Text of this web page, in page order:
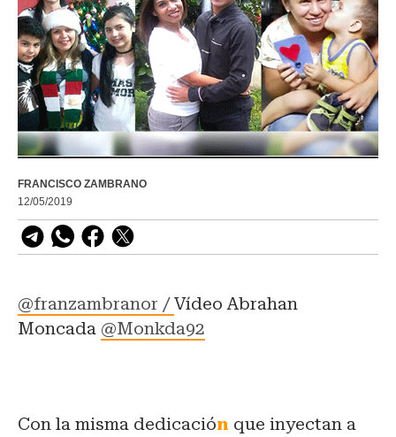
FRANCISCO ZAMBRANO
12/05/2019
@franzambranor /Vídeo Abrahan
Moncada @Monkda92
Con la misma dedicación que inyectan a